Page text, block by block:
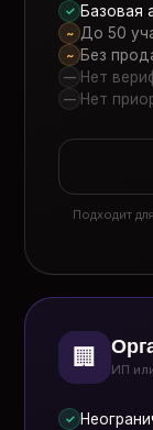
✓ Базовая
~ До 50
~ Без
— Нет
— Нет
Подходит
🏢 ИП
✓